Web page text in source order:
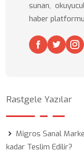
sunan,
haber
Rastgele Yazılar
Migros Sanal
kadar Teslim Edilir?